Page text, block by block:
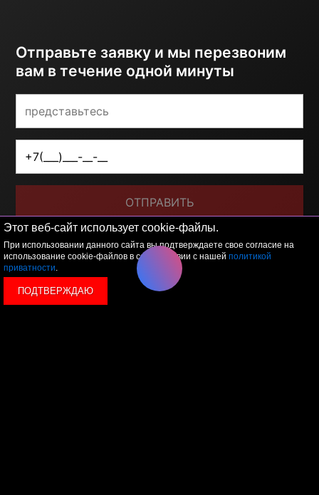
Этот веб-сайт использует cookie-файлы.
При использовании данного сайта вы подтверждаете свое согласие на
использование cookie-файлов в соответствии с нашей политикой
приватности.
ПОДТВЕРЖДАЮ
Отправьте заявку и мы перезвоним
вам в течение одной минуты
ОТПРАВИТЬ
Я принимаю условия политики обработки
персональных данных